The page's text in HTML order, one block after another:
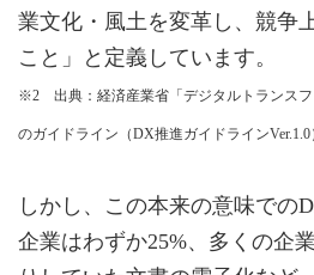
業文化・風土を変革し、競争
こと」と定義しています。
※2 出典：経済産業省「デジタルトランスフ
のガイドライン（DX推進ガイドラインVer.1.0
しかし、この本来の意味での
企業はわずか25%、多くの企